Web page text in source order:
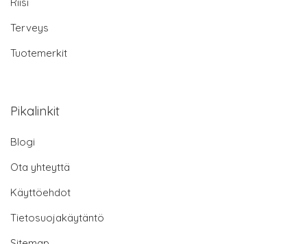
Terveys
Tuotemerkit
Pikalinkit
Blogi
Ota yhteyttä
Käyttöehdot
Tietosuojakäytäntö